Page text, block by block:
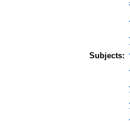
Subjects: